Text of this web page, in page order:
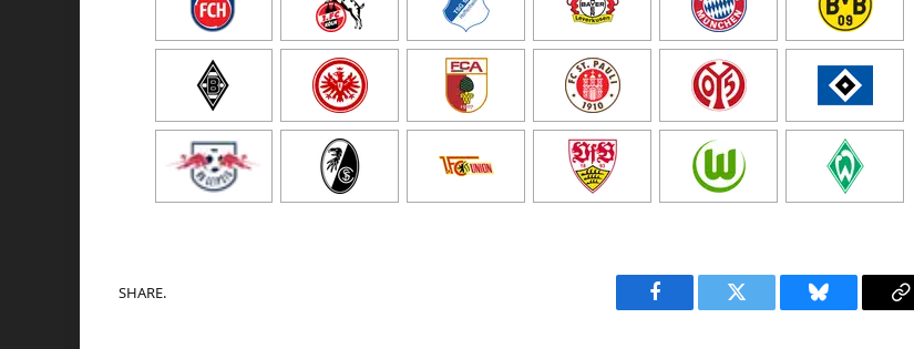
SHARE.
Facebook Twitter Bluesky